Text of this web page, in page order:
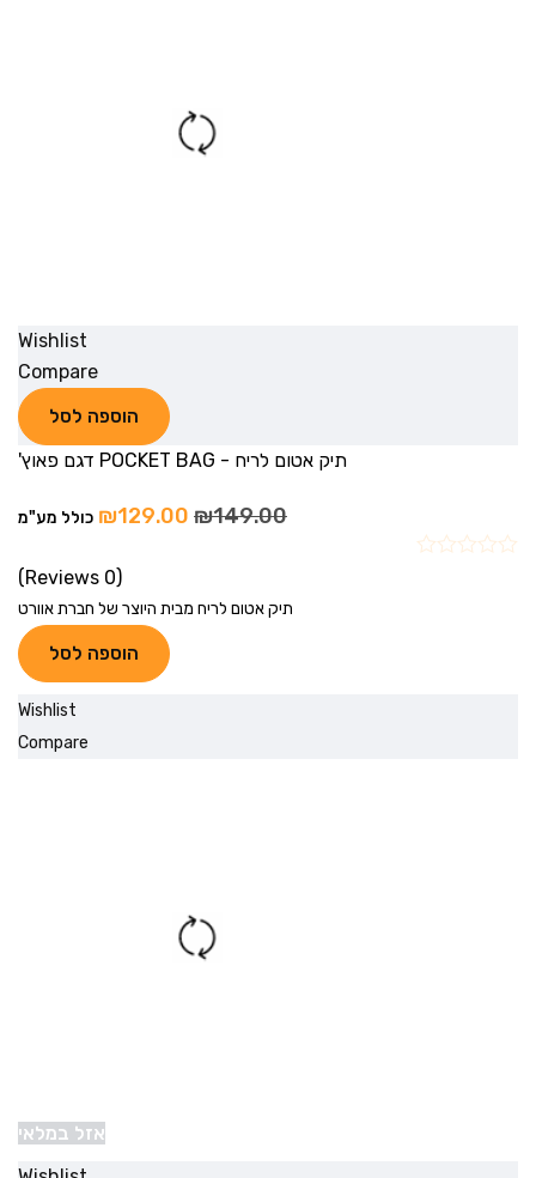
Wishlist
Compare
הוספה לסל
תיק אטום לריח - POCKET BAG דגם פאוץ'
₪149.00
₪129.00 כולל מע"מ
(0 Reviews)
תיק אטום לריח מבית היוצר של חברת אוורט
הוספה לסל
Wishlist
Compare
אזל במלאי